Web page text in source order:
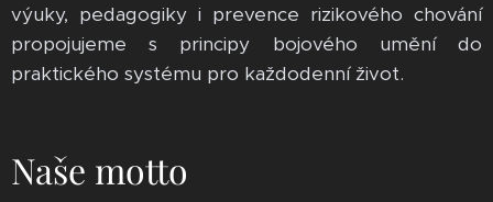
výuky, pedagogiky i prevence rizikového chování
propojujeme s principy bojového umění do
praktického systému pro každodenní život.
Naše motto